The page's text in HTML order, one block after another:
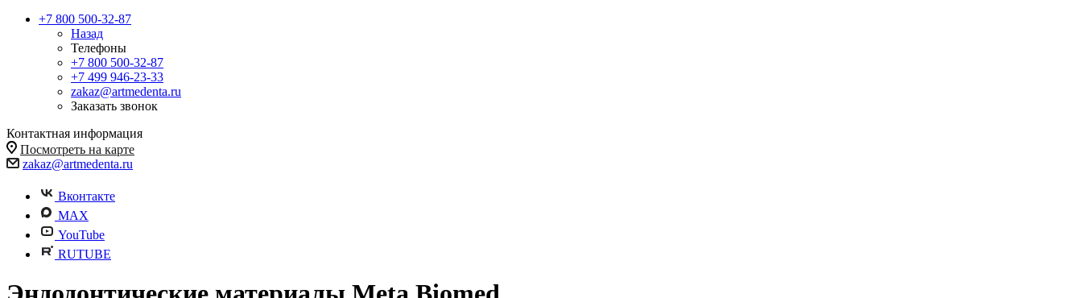
+7 800 500-32-87
Назад
Телефоны
+7 800 500-32-87
+7 499 946-23-33
zakaz@artmedenta.ru
Заказать звонок
Контактная информация
Посмотреть на карте
zakaz@artmedenta.ru
Вконтакте
MAX
YouTube
RUTUBE